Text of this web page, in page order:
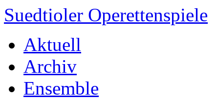
Suedtioler Operettenspiele
Aktuell
Archiv
Ensemble